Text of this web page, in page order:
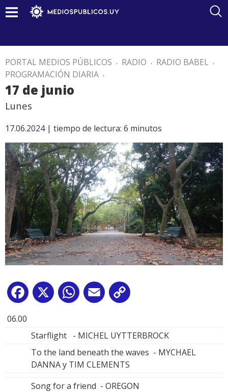
PORTAL MEDIOS PÚBLICOS . RADIO . RADIO BABEL .
PROGRAMACIÓN DIARIA .
17 de junio
Lunes
17.06.2024 | tiempo de lectura: 6 minutos
Facebook
X WhatsApp
Email
06.00
Starflight - MICHEL UYTTERBROCK
To the land beneath the waves - MYCHAEL
DANNA y TIM CLEMENTS
Song for a friend - OREGON